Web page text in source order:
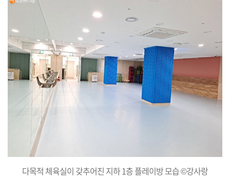
다목적 체육실이 갖추어진 지하 1층 플레이방 모습 ©강사랑